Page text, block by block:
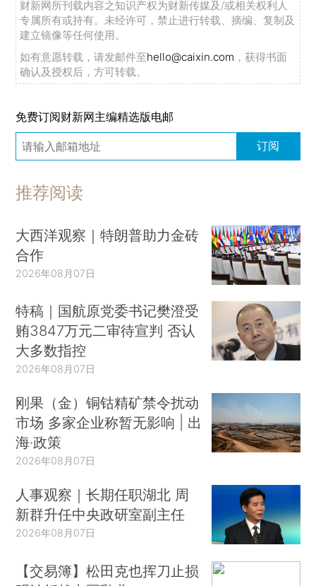
财新网所刊载内容之知识产权为财新传媒及/或相关权利人
专属所有或持有。未经许可，禁止进行转载、摘编、复制及
建立镜像等任何使用。
如有意愿转载，请发邮件至hello@caixin.com ，获得书面
确认及授权后，方可转载。
免费订阅财新网主编精选版电邮
订阅
推荐阅读
大西洋观察｜特朗普助力金砖
合作
2026年08月07日
特稿｜国航原党委书记樊澄受
贿3847万元二审待宣判 否认
大多数指控
2026年08月07日
刚果（金）铜钴精矿禁令扰动
市场 多家企业称暂无影响 | 出
海·政策
2026年08月07日
人事观察｜长期任职湖北 周
新群升任中央政研室副主任
2026年08月07日
【交易簿】松田克也挥刀止损